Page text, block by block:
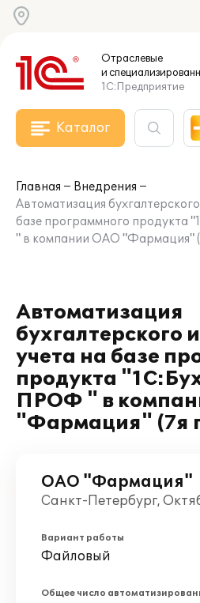
Отраслевые
и
1С:Предприятие
Каталог
Главная
Внедрения
Автоматизация
базе программного продукта
" в компании ОАО "Фармация"
Автоматизация
бухгалтерского
учета на базе
продукта
ПРОФ " в
"Фармация" (7я
ОАО "Фармация"
Санкт-Петербург,
Вариант работы
Файловый
Общее число